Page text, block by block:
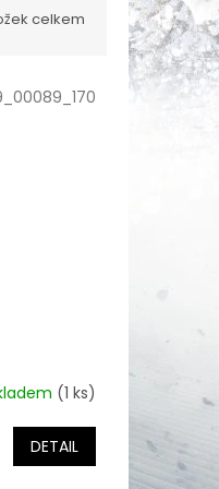
celkem
(1 ks)
DETAIL